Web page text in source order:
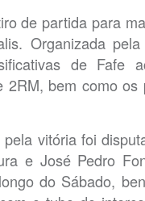
de partida para
Organizada
de Fafe
bem como os
vitória foi
e José Pedro
do Sábado,